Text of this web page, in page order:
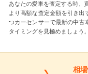
あなたの愛車を査定する時、
より高額な査定金額を引き出
つカーセンサーで最新の中古
タイミングを見極めましょう。
相